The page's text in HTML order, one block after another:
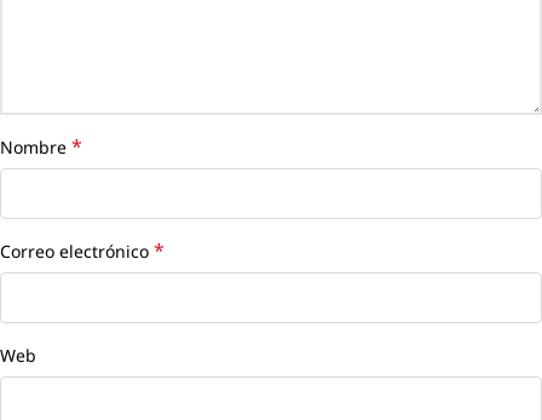
Nombre *
Correo electrónico *
Web